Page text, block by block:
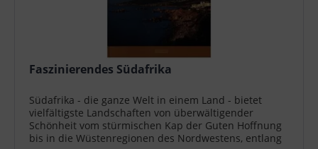
Faszinierendes Südafrika
Südafrika - die ganze Welt in einem Land - bietet
vielfältigste Landschaften von überwältigender
Schönheit vom stürmischen Kap der Guten Hoffnung
bis in die Wüstenregionen des Nordwestens, entlang